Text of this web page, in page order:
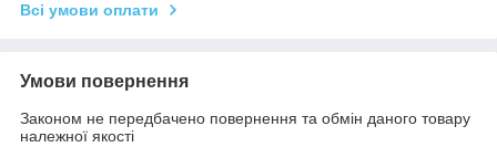
Всі умови оплати
Умови повернення
Законом не передбачено повернення та обмін даного товару
належної якості